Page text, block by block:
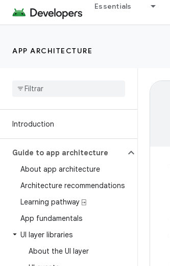
Essentials
APP ARCHITECTURE
Introduction
Guide to app architecture
About app architecture
Architecture recommendations
Learning pathway ⍈
App fundamentals
UI layer libraries
About the UI layer